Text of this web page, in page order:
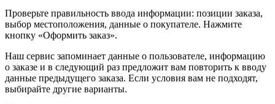
Проверьте правильность ввода информации: позиции заказа,
выбор местоположения, данные о покупателе. Нажмите
кнопку «Оформить заказ».
Наш сервис запоминает данные о пользователе, информацию
о заказе и в следующий раз предложит вам повторить к вводу
данные предыдущего заказа. Если условия вам не подходят,
выбирайте другие варианты.